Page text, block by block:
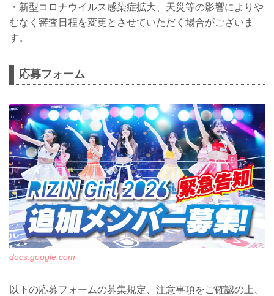
・新型コロナウイルス感染症拡大、天災等の影響によりや
むなく審査日程を変更とさせていただく場合がございま
す。
応募フォーム
docs.google.com
以下の応募フォームの募集規定、注意事項をご確認の上、